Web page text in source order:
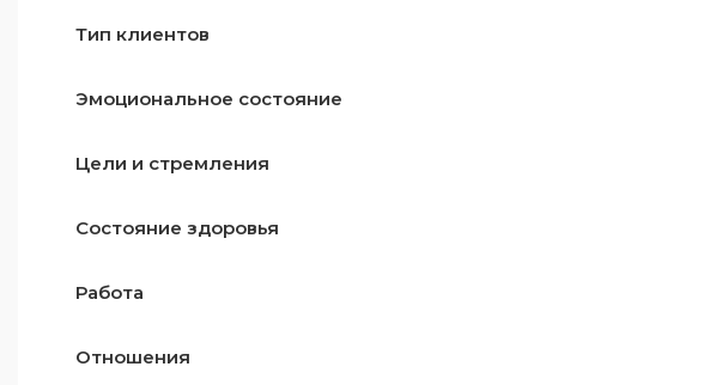
Тип клиентов
Эмоциональное состояние
Цели и стремления
Состояние здоровья
Работа
Отношения